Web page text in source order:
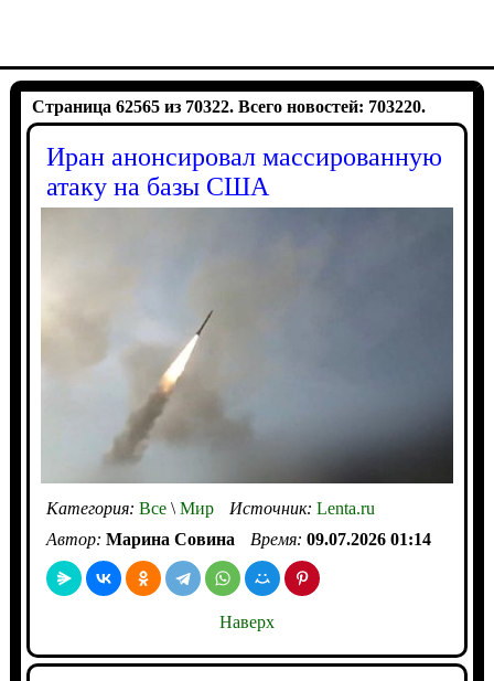
Страница 62565 из 70322. Всего новостей: 703220.
Иран анонсировал массированную
атаку на базы США
Категория: Все\Мир Источник: Lenta.ru
Автор: Марина Совина Время: 09.07.2026 01:14
Наверх